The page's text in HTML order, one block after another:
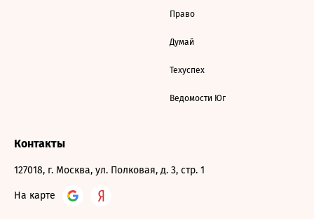
Право
Думай
Техуспех
Ведомости Юг
Контакты
127018, г. Москва, ул. Полковая, д. 3, стр. 1
На карте